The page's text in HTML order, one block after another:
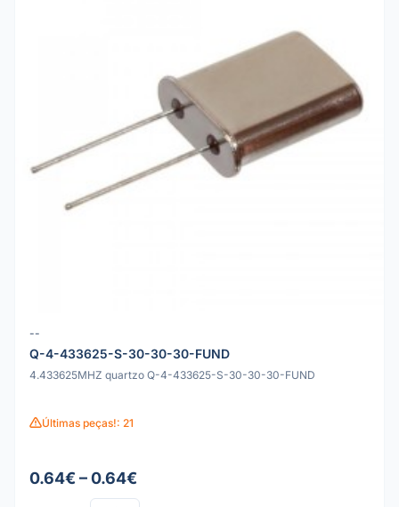
--
Q-4-433625-S-30-30-30-FUND
4.433625MHZ quartzo Q-4-433625-S-30-30-30-FUND
Últimas peças!: 21
0.64€ – 0.64€